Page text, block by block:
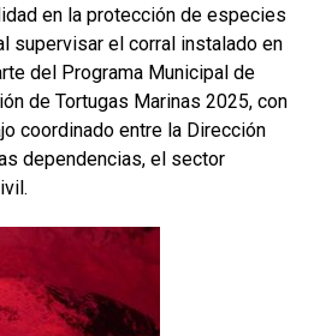
en la protección de especies
supervisar el corral instalado en
del Programa Municipal de
de Tortugas Marinas 2025, con
coordinado entre la Dirección
dependencias, el sector